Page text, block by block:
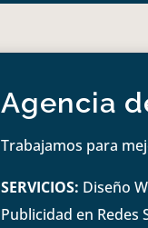
Agencia
Trabajamos para
SERVICIOS: Diseño
Publicidad en Redes